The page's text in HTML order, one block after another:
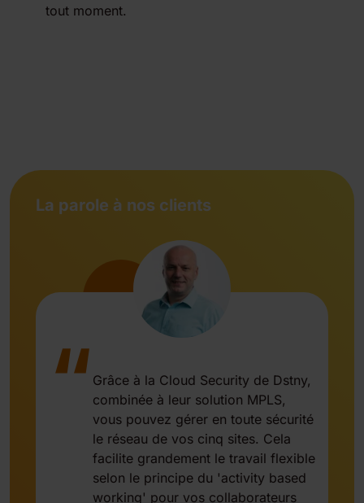
tout moment.
La parole à nos clients
“ Grâce à la Cloud Security de Dstny,
combinée à leur solution MPLS,
vous pouvez gérer en toute sécurité
le réseau de vos cinq sites. Cela
facilite grandement le travail flexible
selon le principe du 'activity based
working' pour vos collaborateurs